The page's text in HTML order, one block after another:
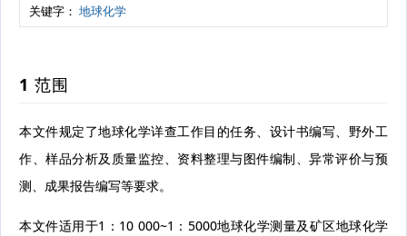
关键字： 地球化学
1 范围
本文件规定了地球化学详查工作目的任务、设计书编写、野外工
作、样品分析及质量监控、资料整理与图件编制、异常评价与预
测、成果报告编写等要求。
本文件适用于1：10 000~1：5000地球化学测量及矿区地球化学